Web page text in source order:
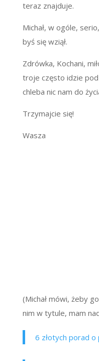
teraz znajduje.
Michał, w ogóle,
byś się wziął.
Zdrówka, Kochani,
troje często idzie
chleba nic nam do
Trzymajcie się!
Wasza
(Michał mówi, żeby
nim w tytule, mam
6 złotych porad o